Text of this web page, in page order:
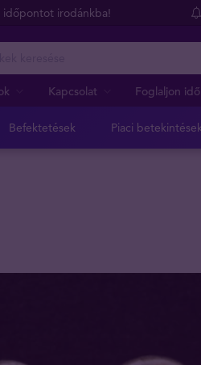
időpontot irodánkba!
Kapcsolat Foglaljon
Befektetések Piaci